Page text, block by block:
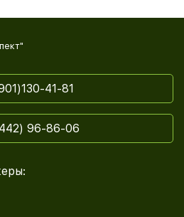
41-81
96-86-06